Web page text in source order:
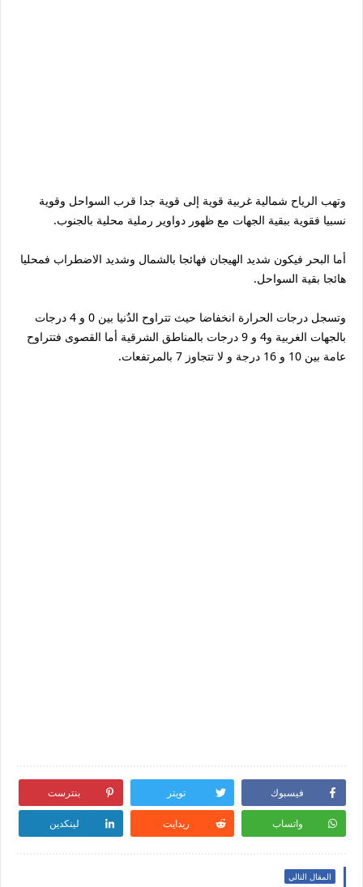
وتهب الرياح شمالية غربية قوية إلى قوية جدا قرب السواحل وقوية
نسبيا فقوية ببقية الجهات مع ظهور دواوير رملية محلية بالجنوب.
أما البحر فيكون شديد الهيجان فهائجا بالشمال وشديد الاضطراب فمحليا
هائجا بقية السواحل.
وتسجل درجات الحرارة انخفاضا حيث تتراوح الدٌنيا بين 0 و 4 درجات
بالجهات الغربية و4 و 9 درجات بالمناطق الشرقية أما القصوى فتتراوح
عامة بين 10 و 16 درجة و لا تتجاوز 7 بالمرتفعات.
فيسبوك تويتر بنترست
واتساب ريدايت لينكدين
المقال التالي